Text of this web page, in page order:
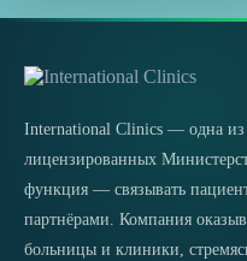
International Clinics — одна из
лицензированных
функция — связывать
партнёрами. Компания
больницы и клиники,